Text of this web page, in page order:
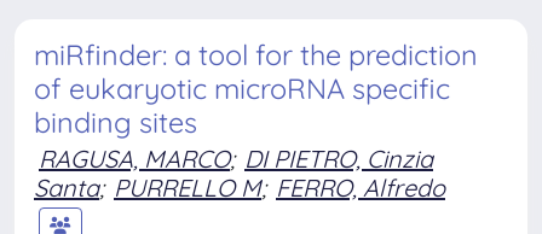
miRfinder: a tool for the prediction
of eukaryotic microRNA specific
binding sites
RAGUSA, MARCO; DI PIETRO, Cinzia
Santa; PURRELLO M; FERRO, Alfredo